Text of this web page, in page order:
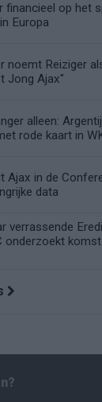
financieel op het
Europa
noemt Reiziger
Jong Ajax"
alleen:
rode kaart in
Ajax in de
data
verrassende
onderzoekt